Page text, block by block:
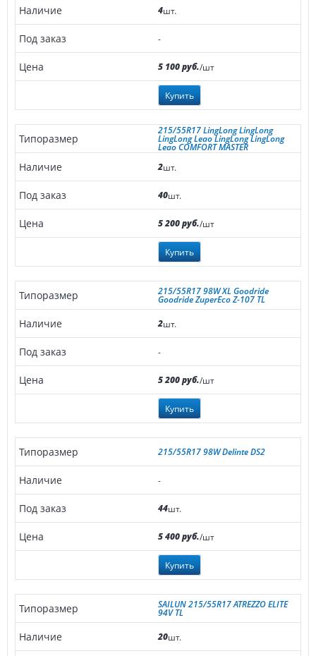
4шт.
-
5 100 руб./шт
Купить
215/55R17 LingLong LingLong
LingLong Leao LingLong LingLong
Leao COMFORT MASTER
2шт.
40шт.
5 200 руб./шт
Купить
215/55R17 98W XL Goodride
Goodride ZuperEco Z-107 TL
2шт.
-
5 200 руб./шт
Купить
215/55R17 98W Delinte DS2
-
44шт.
5 400 руб./шт
Купить
SAILUN 215/55R17 ATREZZO ELITE
94V TL
20шт.